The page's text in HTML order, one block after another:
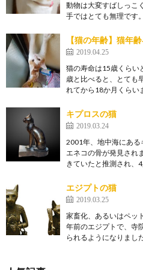
動物は大変すばしっこ
手ではとても無理です
【猫の年齢】猫年
2019.04.25
猫の寿命は15歳くらい
歳と比べると、とても
れてから18か月くらい
キプロスの猫
2019.03.24
2001年、地中海にある
エネコの骨が発見され
きていたと推測され、
エジプトの猫
2019.03.25
家畜化、あるいはペッ
年前のエジプトで、寺
られるようになりまし